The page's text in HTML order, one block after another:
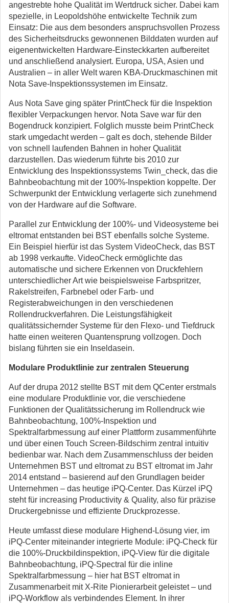
angestrebte hohe Qualität im Wertdruck sicher. Dabei kam
spezielle, in Leopoldshöhe entwickelte Technik zum
Einsatz: Die aus dem besonders anspruchsvollen Prozess
des Sicherheitsdrucks gewonnenen Bilddaten wurden auf
eigenentwickelten Hardware-Einsteckkarten aufbereitet
und anschließend analysiert. Europa, USA, Asien und
Australien – in aller Welt waren KBA-Druckmaschinen mit
Nota Save-Inspektionssystemen im Einsatz.
Aus Nota Save ging später PrintCheck für die Inspektion
flexibler Verpackungen hervor. Nota Save war für den
Bogendruck konzipiert. Folglich musste beim PrintCheck
stark umgedacht werden – galt es doch, stehende Bilder
von schnell laufenden Bahnen in hoher Qualität
darzustellen. Das wiederum führte bis 2010 zur
Entwicklung des Inspektionssystems Twin_check, das die
Bahnbeobachtung mit der 100%-Inspektion koppelte. Der
Schwerpunkt der Entwicklung verlagerte sich zunehmend
von der Hardware auf die Software.
Parallel zur Entwicklung der 100%- und Videosysteme bei
eltromat entstanden bei BST ebenfalls solche Systeme.
Ein Beispiel hierfür ist das System VideoCheck, das BST
ab 1998 verkaufte. VideoCheck ermöglichte das
automatische und sichere Erkennen von Druckfehlern
unterschiedlicher Art wie beispielsweise Farbspritzer,
Rakelstreifen, Farbnebel oder Farb- und
Registerabweichungen in den verschiedenen
Rollendruckverfahren. Die Leistungsfähigkeit
qualitätssichernder Systeme für den Flexo- und Tiefdruck
hatte einen weiteren Quantensprung vollzogen. Doch
bislang führten sie ein Inseldasein.
Modulare Produktlinie zur zentralen Steuerung
Auf der drupa 2012 stellte BST mit dem QCenter erstmals
eine modulare Produktlinie vor, die verschiedene
Funktionen der Qualitätssicherung im Rollendruck wie
Bahnbeobachtung, 100%-Inspektion und
Spektralfarbmessung auf einer Plattform zusammenführte
und über einen Touch Screen-Bildschirm zentral intuitiv
bedienbar war. Nach dem Zusammenschluss der beiden
Unternehmen BST und eltromat zu BST eltromat im Jahr
2014 entstand – basierend auf den Grundlagen beider
Unternehmen – das heutige iPQ-Center. Das Kürzel iPQ
steht für increasing Productivity & Quality, also für präzise
Druckergebnisse und effiziente Druckprozesse.
Heute umfasst diese modulare Highend-Lösung vier, im
iPQ-Center miteinander integrierte Module: iPQ-Check für
die 100%-Druckbildinspektion, iPQ-View für die digitale
Bahnbeobachtung, iPQ-Spectral für die inline
Spektralfarbmessung – hier hat BST eltromat in
Zusammenarbeit mit X-Rite Pionierarbeit geleistet – und
iPQ-Workflow als verbindendes Element. In ihrer